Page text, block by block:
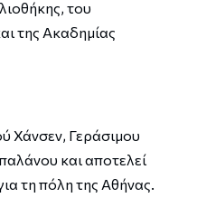
του
της Ακαδημίας
Χάνσεν, Γεράσιμου
και αποτελεί
τη πόλη της Αθήνας.